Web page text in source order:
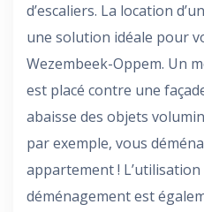
d’escaliers. La location
une solution idéale pour
Wezembeek-Oppem. Un
est placé contre une
abaisse des objets
par exemple, vous
appartement ! L’utilisation
déménagement est